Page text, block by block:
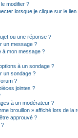
modifier ?
lorsque je clique sur le
ou une réponse ?
un message ?
à mon message ?
à un sondage ?
un sondage ?
?
jointes ?
à un modérateur ?
brouillon » affiché lors de la
approuvé ?
?